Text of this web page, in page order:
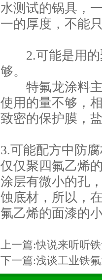
水测试的锅具，
一的厚度，不能
2.可能是用的
够。
特氟龙涂料主
使用的量不够，
致密的保护膜，
3.可能配方中防
仅仅聚四氟乙烯
涂层有微小的孔
蚀底材，所以，
氟乙烯的面漆的
上一篇:快说来听听
下一篇:浅谈工业铁